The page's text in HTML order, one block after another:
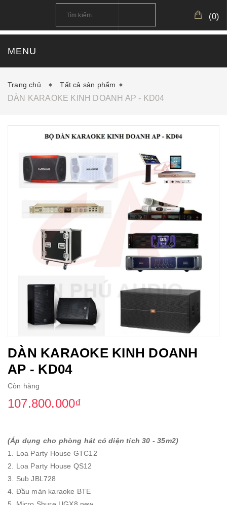
(0)
MENU
Trang chủ Tất cả sản phẩm
DÀN KARAOKE KINH DOANH AP - KD04
DÀN KARAOKE KINH DOANH
AP - KD04
Còn hàng
107.800.000₫
(Áp dụng cho phòng hát có diện tích 30 - 35m2)
1. Loa Party House GTC12
2. Loa Party House QS12
3. Sub JBL728
4. Đầu màn karaoke BTE